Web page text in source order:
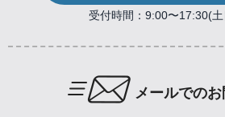
受付時間：9:00〜17:30(
メールでの